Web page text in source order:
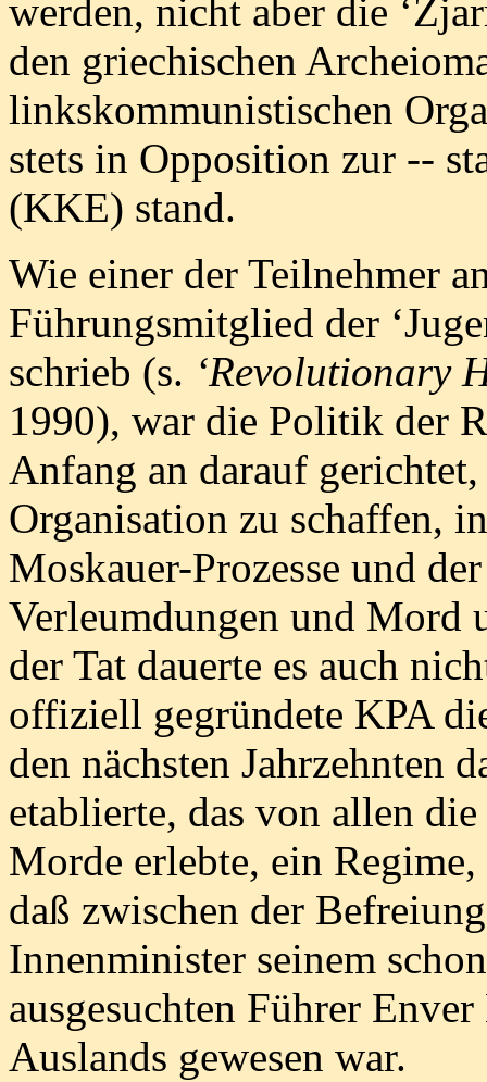
werden, nicht aber die
den griechischen
linkskommunistischen
stets in Opposition zur --
(KKE) stand.
Wie einer der Teilnehmer
Führungsmitglied der
schrieb (s. ‘Revolutionary
1990), war die Politik der
Anfang an darauf
Organisation zu schaffen,
Moskauer-Prozesse und
Verleumdungen und Mord
der Tat dauerte es auch
offiziell gegründete KPA
den nächsten Jahrzehnten
etablierte, das von allen
Morde erlebte, ein
daß zwischen der
Innenminister seinem
ausgesuchten Führer
Auslands gewesen war.